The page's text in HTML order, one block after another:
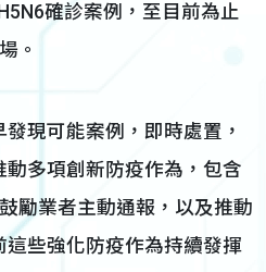
確診案例，至目前為止
。
現可能案例，即時處置，
多項創新防疫作為，包含
勵業者主動通報，以及推動
些強化防疫作為持續發揮